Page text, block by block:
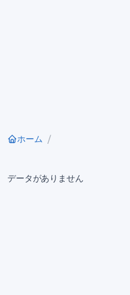
ホーム
データがありません